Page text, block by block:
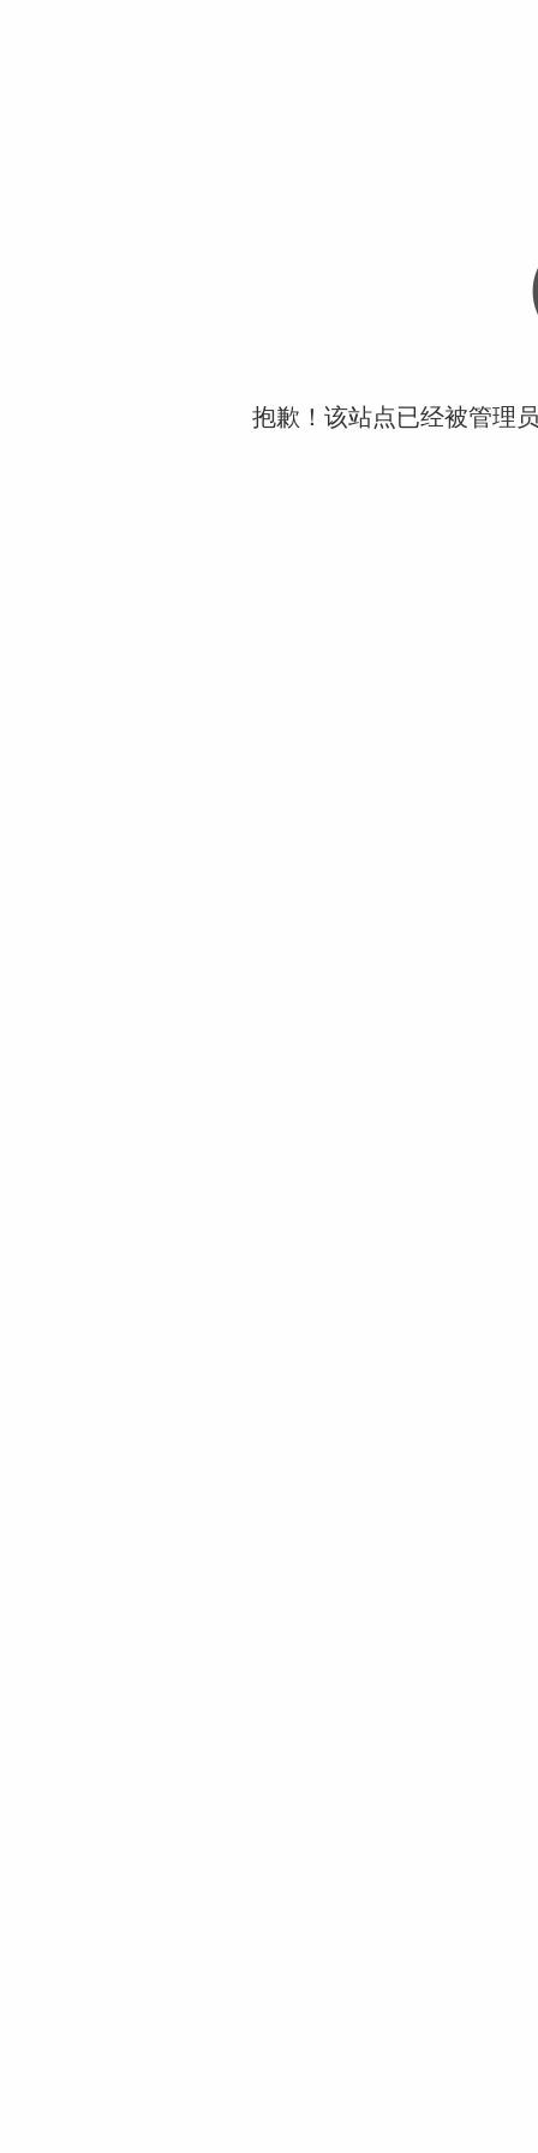
抱歉！该站点已经被管理